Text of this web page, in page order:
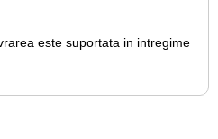
este suportata in intregime